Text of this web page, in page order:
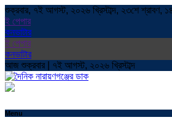
শুক্রবার, ৭ই আগস্ট, ২০২৬ খ্রিস্টাব্দ, ২৩শে শ্রাবণ,
ই পেপার
কনভাটার
ই পেপার
কনভাটার
আজ শুক্রবার | ৭ই আগস্ট, ২০২৬ খ্রিস্টাব্দ
Menu